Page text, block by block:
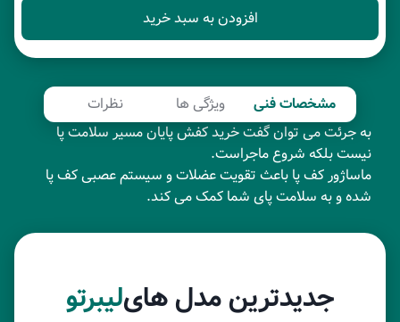
افزودن به سبد خرید
نظرات ویژگی ها
مشخصات فنی
به جرئت می توان گفت خرید کفش پایان مسیر سلامت پا
نیست بلکه شروع ماجراست.
ماساژور کف پا باعث تقویت عضلات و سیستم عصبی کف پا
شده و به سلامت پای شما کمک می کند.
لیبرتوجدیدترین مدل های